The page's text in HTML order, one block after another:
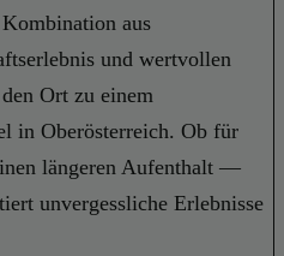
aus
und wertvollen
Ort zu einem
in Oberösterreich. Ob für
längeren Aufenthalt —
unvergessliche Erlebnisse